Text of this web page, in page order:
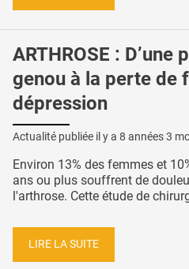
ARTHROSE : D’une
genou à la perte de
dépression
Actualité publiée il y a 8 années 3
Environ 13% des femmes et
ans ou plus souffrent de
l'arthrose. Cette étude de
LIRE LA SUITE